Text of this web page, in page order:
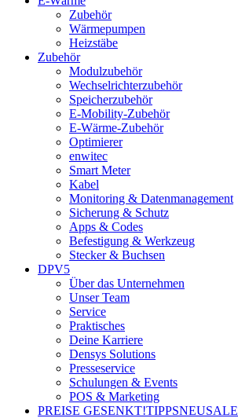
Zubehör
Wärmepumpen
Heizstäbe
Zubehör
Modulzubehör
Wechselrichterzubehör
Speicherzubehör
E-Mobility-Zubehör
E-Wärme-Zubehör
Optimierer
enwitec
Smart Meter
Kabel
Monitoring & Datenmanagement
Sicherung & Schutz
Apps & Codes
Befestigung & Werkzeug
Stecker & Buchsen
DPV5
Über das Unternehmen
Unser Team
Service
Praktisches
Deine Karriere
Densys Solutions
Presseservice
Schulungen & Events
POS & Marketing
PREISE GESENKT!TIPPSNEUSALE